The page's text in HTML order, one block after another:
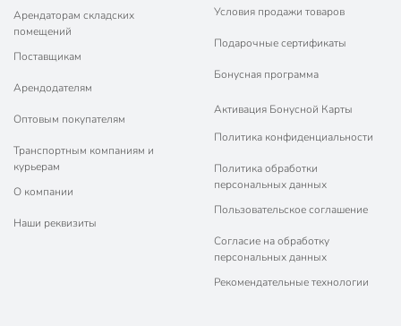
Арендаторам складских
помещений
Поставщикам
Арендодателям
Оптовым покупателям
Транспортным компаниям и
курьерам
О компании
Наши реквизиты
Условия продажи товаров
Подарочные сертификаты
Бонусная программа
Активация Бонусной Карты
Политика конфиденциальности
Политика обработки
персональных данных
Пользовательское соглашение
Согласие на обработку
персональных данных
Рекомендательные технологии